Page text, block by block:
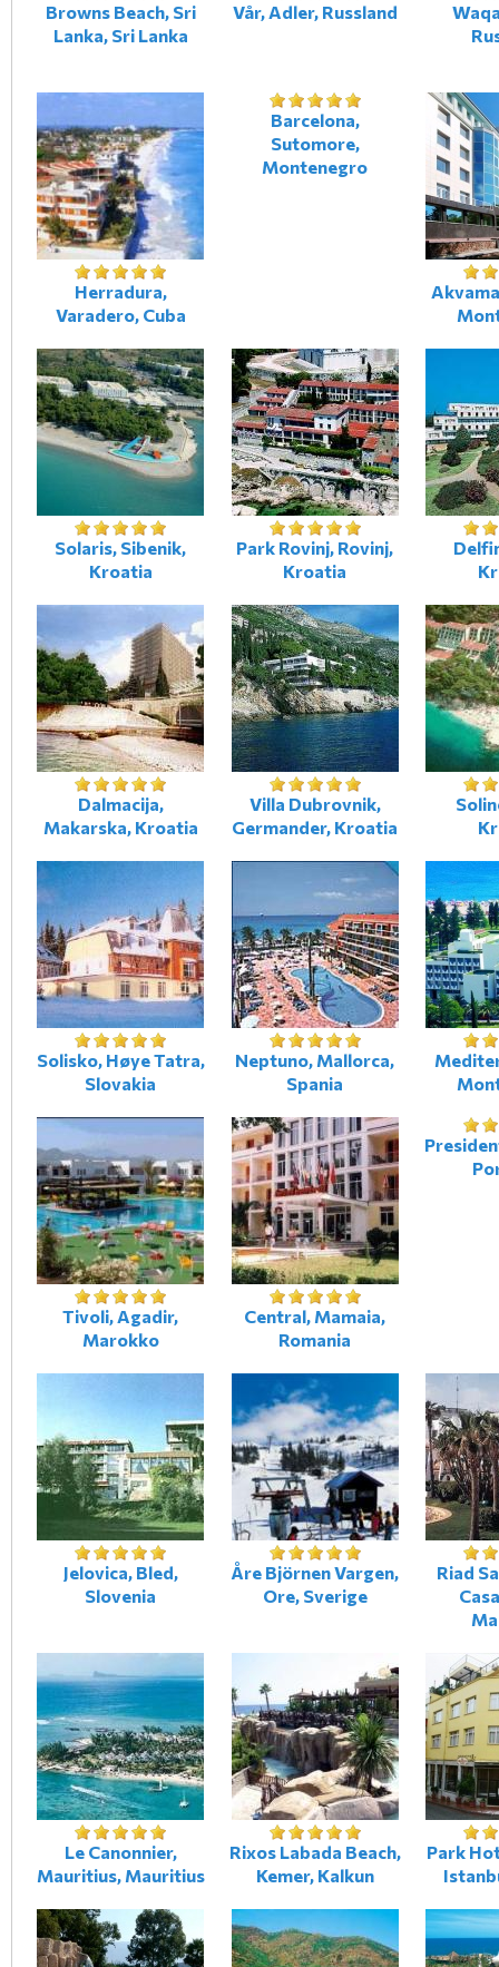
Browns Beach, Sri
Lanka, Sri Lanka
Vår, Adler, Russland
Herradura,
Varadero, Cuba
Barcelona,
Sutomore,
Montenegro
Solaris, Sibenik,
Kroatia
Park Rovinj, Rovinj,
Kroatia
Dalmacija,
Makarska, Kroatia
Villa Dubrovnik,
Germander, Kroatia
Solisko, Høye Tatra,
Slovakia
Neptuno, Mallorca,
Spania
Tivoli, Agadir,
Marokko
Central, Mamaia,
Romania
Jelovica, Bled,
Slovenia
Åre Björnen Vargen,
Ore, Sverige
Riad
Le Canonnier,
Mauritius, Mauritius
Rixos Labada Beach,
Kemer, Kalkun
Park